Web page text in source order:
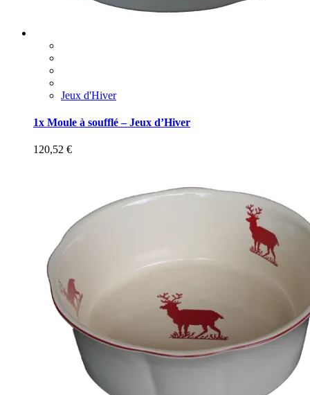
Jeux d'Hiver
1x Moule à soufflé – Jeux d’Hiver
120,52 €